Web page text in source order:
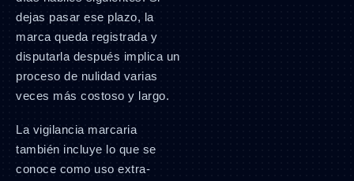
dejas pasar ese plazo, la
marca queda registrada y
disputarla después implica un
proceso de nulidad varias
veces más costoso y largo.
La vigilancia marcaria
también incluye lo que se
conoce como uso extra-